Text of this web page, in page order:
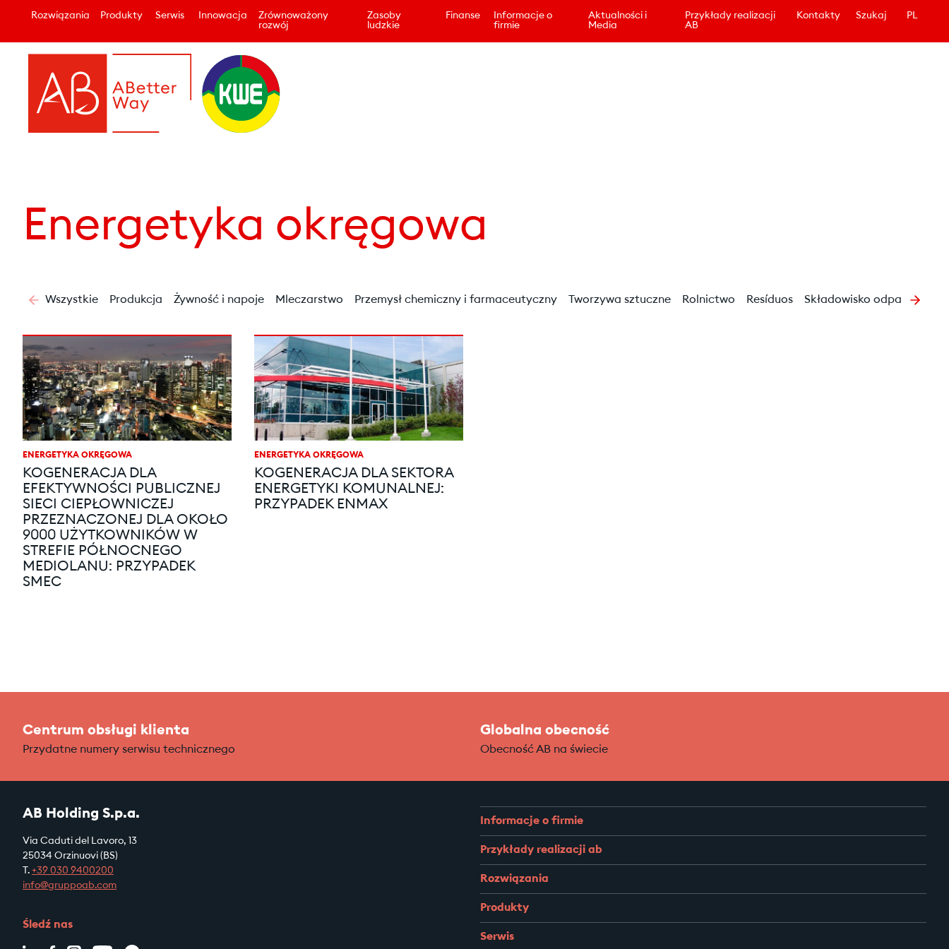
Rozwiązania Produkty Serwis Innowacja
Zrównoważony
rozwój
Zasoby
ludzkie
Finanse
Informacje o
firmie
Aktualności i
Media
Przykłady realizacji
AB
Kontakty Szukaj PL
Energetyka okręgowa
Wszystkie Produkcja Żywność i napoje Mleczarstwo Przemysł chemiczny i farmaceutyczny Tworzywa sztuczne Rolnictwo Resíduos Składowisko odpadów
ENERGETYKA OKRĘGOWA
KOGENERACJA DLA
EFEKTYWNOŚCI PUBLICZNEJ
SIECI CIEPŁOWNICZEJ
PRZEZNACZONEJ DLA OKOŁO
9000 UŻYTKOWNIKÓW W
STREFIE PÓŁNOCNEGO
MEDIOLANU: PRZYPADEK
SMEC
ENERGETYKA OKRĘGOWA
KOGENERACJA DLA SEKTORA
ENERGETYKI KOMUNALNEJ:
PRZYPADEK ENMAX
Centrum obsługi klienta
Przydatne numery serwisu technicznego
Globalna obecność
Obecność AB na świecie
AB Holding S.p.a.
Via Caduti del Lavoro, 13
25034 Orzinuovi (BS)
T. +39 030 9400200
info@gruppoab.com
Śledź nas
Informacje o firmie
Przykłady realizacji ab
Rozwiązania
Produkty
Serwis